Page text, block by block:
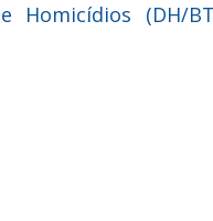
Homicídios (DH/